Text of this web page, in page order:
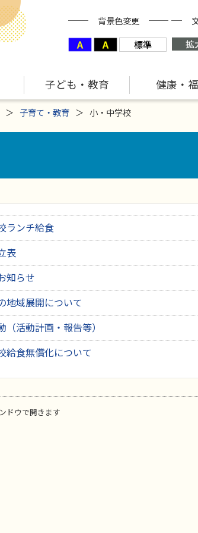
背景色変更
子ども・教育 健康・
子育て・教育 小・中学校
ランチ給食
表
知らせ
地域展開について
（活動計画・報告等）
給食無償化について
ドウで開きます